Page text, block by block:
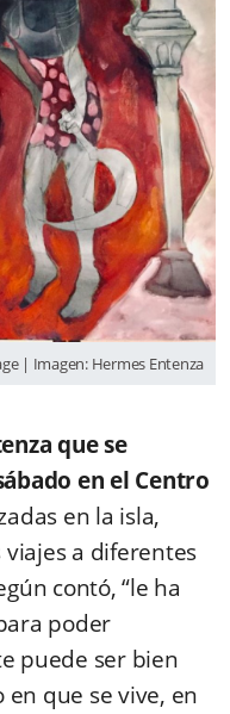
| Imagen: Hermes Entenza
que se
en el Centro
en la isla,
a diferentes
contó, “le ha
poder
puede ser bien
que se vive, en